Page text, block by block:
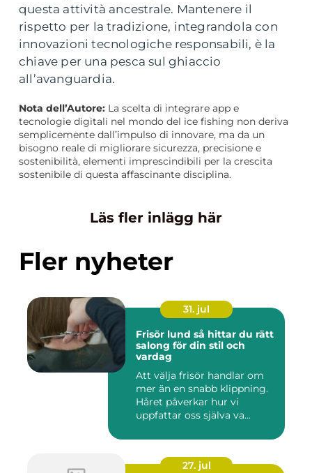
questa attività ancestrale. Mantenere il
rispetto per la tradizione, integrandola con
innovazioni tecnologiche responsabili, è la
chiave per una pesca sul ghiaccio
all’avanguardia.
Nota dell’Autore: La scelta di integrare app e
tecnologie digitali nel mondo del ice fishing non deriva
semplicemente dall’impulso di innovare, ma da un
bisogno reale di migliorare sicurezza, precisione e
sostenibilità, elementi imprescindibili per la crescita
sostenibile di questa affascinante disciplina.
Läs fler inlägg här
Fler nyheter
31. jul
Frisör lund så hittar du rätt
salong för din stil och
vardag
Att välja frisör handlar om
mer än en snabb klippning.
Håret påverkar hur vi
uppfattar oss själva va...
27. jul